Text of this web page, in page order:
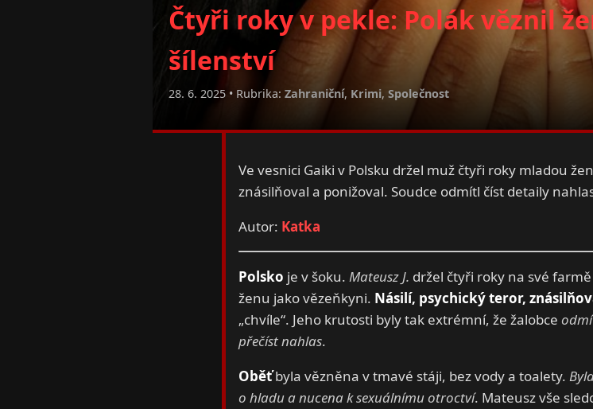
Čtyři roky v pekle: Polák věznil
šílenství
28. 6. 2025 • Rubrika: Zahraniční, Krimi, Společnost
Ve vesnici Gaiki v Polsku držel muž čtyři roky mladou
znásilňoval a ponižoval. Soudce odmítl číst detaily
Autor: Katka
Polsko je v šoku. Mateusz J. držel čtyři roky na své
ženu jako vězeňkyni. Násilí, psychický teror,
„chvíle“. Jeho krutosti byly tak extrémní, že žalobce
přečíst nahlas.
Oběťbyla vězněna v tmavé stáji, bez vody a toalety.
o hladu a nucena k sexuálnímu otroctví. Mateusz vše